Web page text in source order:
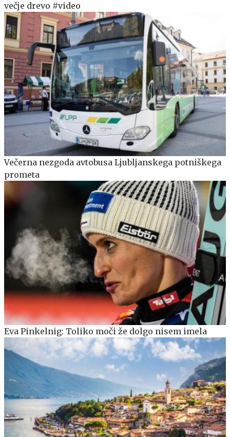
večje drevo #video
Večerna nezgoda avtobusa Ljubljanskega potniškega
prometa
Eva Pinkelnig: Toliko moči že dolgo nisem imela